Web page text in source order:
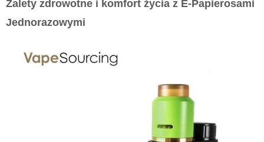
Zalety zdrowotne i komfort życia z E-Papierosami
Jednorazowymi